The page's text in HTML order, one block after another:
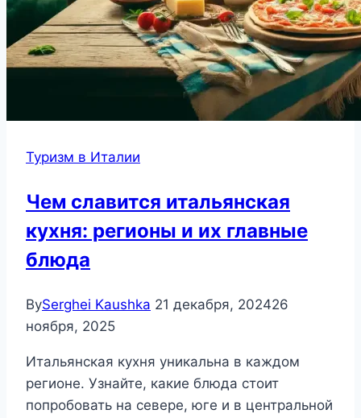
Туризм в Италии
Чем славится итальянская
кухня: регионы и их главные
блюда
BySerghei Kaushka 21 декабря, 202426
ноября, 2025
Итальянская кухня уникальна в каждом
регионе. Узнайте, какие блюда стоит
попробовать на севере, юге и в центральной